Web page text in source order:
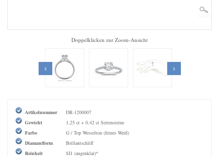
Zoom
Doppelklicken zur Zoom-Ansicht
Artikelnummer
DR-1200007
Gewicht
1,25 ct + 0,42 ct Seitensteine
Farbe
G / Top Wesselton (feines Weiß)
Diamantform
Brillantschliff
Reinheit
SI1 (augenklar)*